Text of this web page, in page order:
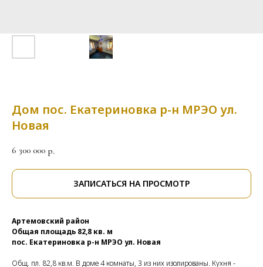
Дом пос. Екатериновка р-н МРЭО ул.
Новая
6 300 000 р.
ЗАПИСАТЬСЯ НА ПРОСМОТР
Артемовский район
Общая площадь 82,8 кв. м
пос. Екатериновка р-н МРЭО ул. Новая
Общ. пл. 82,8 кв.м. В доме 4 комнаты, 3 из них изолированы. Кухня -